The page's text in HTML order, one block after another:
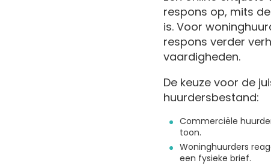
respons op, mits
is. Voor
respons verder
vaardigheden.
De keuze voor de
huurdersbestand:
Commerciële
toon.
Woninghuurders
een fysieke brief.